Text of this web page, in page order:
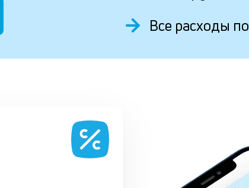
Все расходы